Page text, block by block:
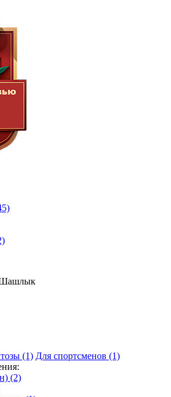
(1) Для спортсменов (1)
(2)